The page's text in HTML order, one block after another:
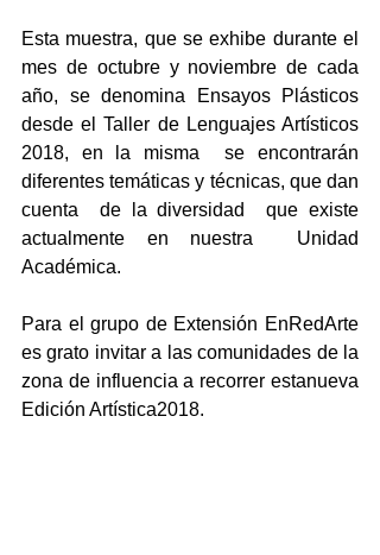
Esta muestra, que se exhibe durante el
mes de octubre y noviembre de cada
año, se denomina Ensayos Plásticos
desde el Taller de Lenguajes Artísticos
2018, en la misma  se encontrarán
diferentes temáticas y técnicas, que dan
cuenta  de la diversidad  que existe
actualmente en nuestra  Unidad
Académica.
Para el grupo de Extensión EnRedArte
es grato invitar a las comunidades de la
zona de influencia a recorrer estanueva
Edición Artística2018.